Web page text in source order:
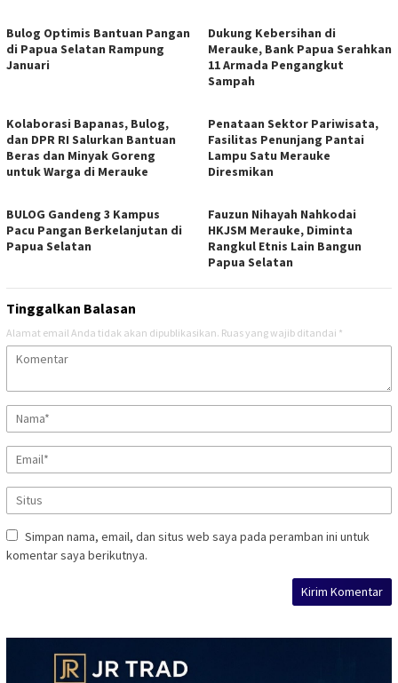
Bulog Optimis Bantuan Pangan
di Papua Selatan Rampung
Januari
​Dukung Kebersihan di
Merauke, Bank Papua Serahkan
11 Armada Pengangkut
Sampah
​Kolaborasi Bapanas, Bulog,
dan DPR RI Salurkan Bantuan
Beras dan Minyak Goreng
untuk Warga di Merauke
Penataan Sektor Pariwisata,
Fasilitas Penunjang Pantai
Lampu Satu Merauke
Diresmikan
BULOG Gandeng 3 Kampus
Pacu Pangan Berkelanjutan di
Papua Selatan
Fauzun Nihayah Nahkodai
HKJSM Merauke, Diminta
Rangkul Etnis Lain Bangun
Papua Selatan
Tinggalkan Balasan
Alamat email Anda tidak akan dipublikasikan. Ruas yang wajib ditandai *
Simpan nama, email, dan situs web saya pada peramban ini untuk
komentar saya berikutnya.